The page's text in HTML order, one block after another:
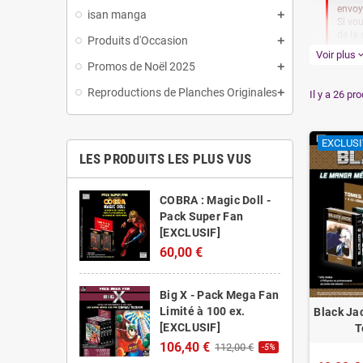
isan manga
Produits d'Occasion
Promos de Noël 2025
Reproductions de Planches Originales
LES PRODUITS LES PLUS VUS
COBRA : Magic Doll -
Pack Super Fan
[EXCLUSIF]
60,00 €
Big X - Pack Mega Fan
Limité à 100 ex.
[EXCLUSIF]
106,40 € 112,00 € -5%
Si
Les
Les
Si
Voir plus expand_more
Il y a 26
Black